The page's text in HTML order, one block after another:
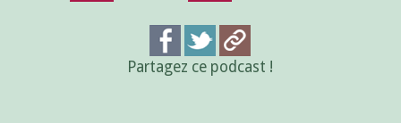
Partagez ce podcast !